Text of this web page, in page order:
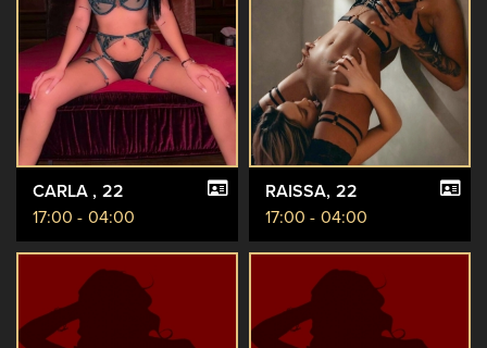
CARLA , 22
17:00 - 04:00
RAISSA, 22
17:00 - 04:00